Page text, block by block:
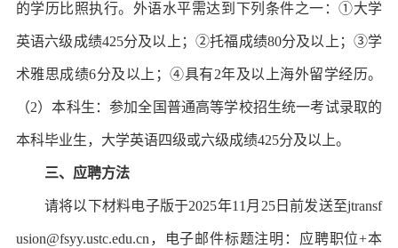
的学历比照执行。外语水平需达到下列条件之一：①大学
英语六级成绩425分及以上；②托福成绩80分及以上；③学
术雅思成绩6分及以上；④具有2年及以上海外留学经历。
（2）本科生：参加全国普通高等学校招生统一考试录取的
本科毕业生，大学英语四级或六级成绩425分及以上。
三、应聘方法
请将以下材料电子版于2025年11月25日前发送至jtransf
usion@fsyy.ustc.edu.cn，电子邮件标题注明：应聘职位+本